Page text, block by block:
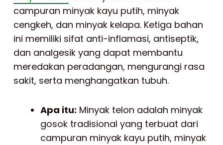
campuran minyak kayu putih, minyak
cengkeh, dan minyak kelapa. Ketiga bahan
ini memiliki sifat anti-inflamasi, antiseptik,
dan analgesik yang dapat membantu
meredakan peradangan, mengurangi rasa
sakit, serta menghangatkan tubuh.
Apa itu: Minyak telon adalah minyak
gosok tradisional yang terbuat dari
campuran minyak kayu putih, minyak